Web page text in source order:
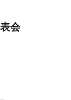
会